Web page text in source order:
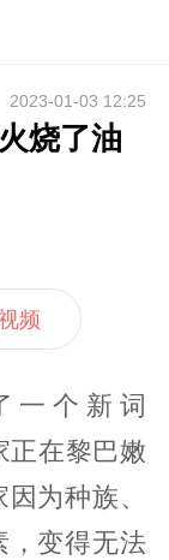
2023-01-03 12:25
烧了油
频
一个新词
正在黎巴嫩
为种族、
，变得无法